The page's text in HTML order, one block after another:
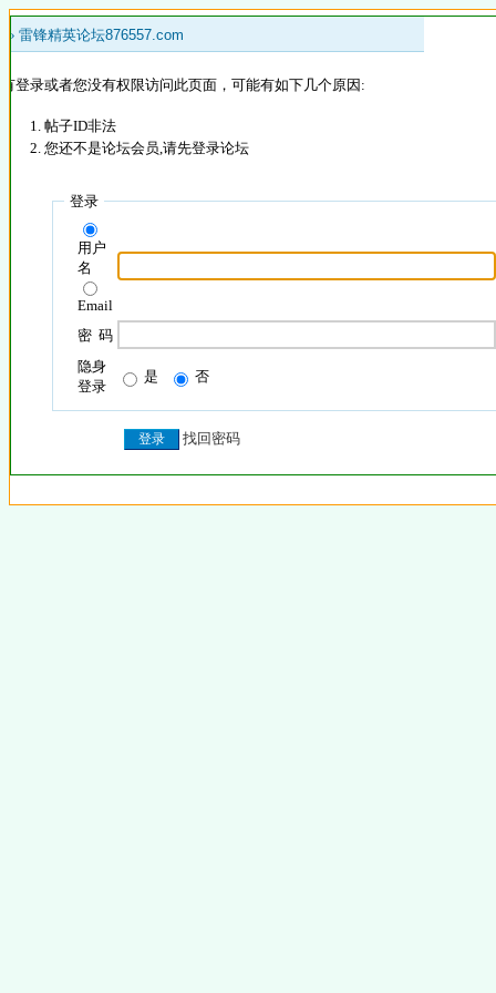
» 雷锋精英论坛876557.com
登录或者您没有权限访问此页面，可能有如下几个原因:
帖子ID非法
您还不是论坛会员,请先登录论坛
登录
用户
名
Email
密 码
隐身
登录
是 否
找回密码